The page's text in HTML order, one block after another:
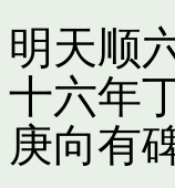
明天顺
十六年
庚向有